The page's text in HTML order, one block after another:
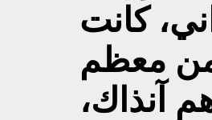
كانت
معظم
آنذاك،